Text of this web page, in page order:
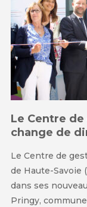
Le Centre
change de
Le Centre de
de Haute-Savoie
dans ses
Pringy,